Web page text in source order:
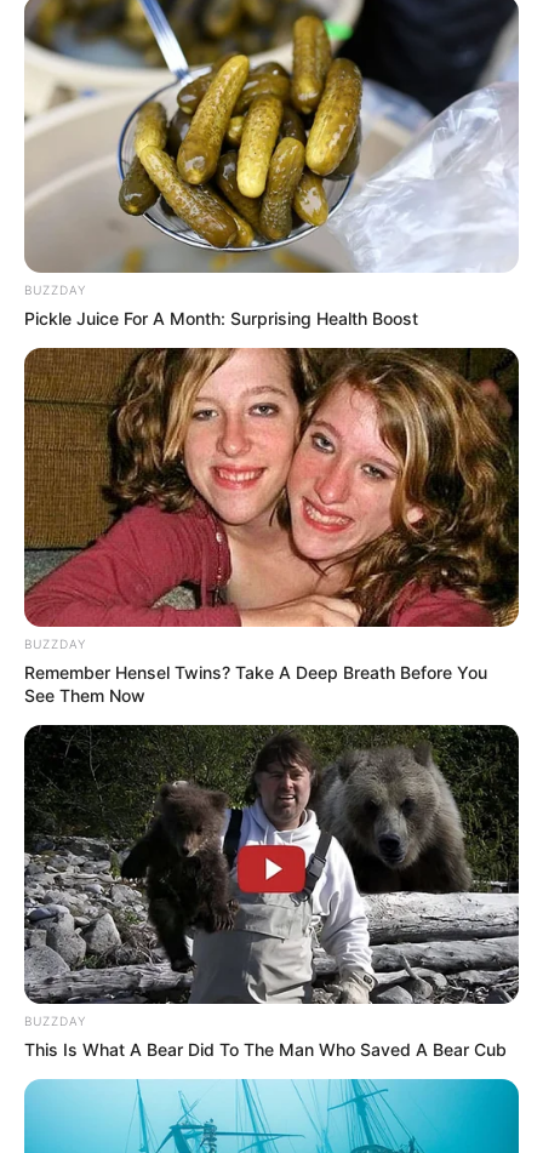
Serem! 9 Chat Ojek Online &
Pelanggan Ini Bikin Auto
Merinding
BUZZDAY
Pickle Juice For A Month: Surprising Health Boost
BUZZDAY
Remember Hensel Twins? Take A Deep Breath Before You
See Them Now
BUZZDAY
This Is What A Bear Did To The Man Who Saved A Bear Cub